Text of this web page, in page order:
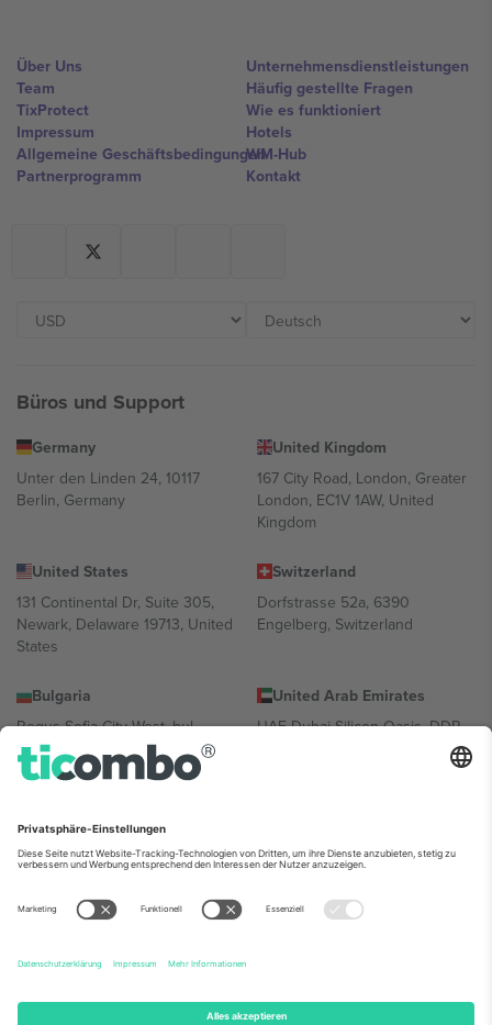
Über Uns
Team
TixProtect
Impressum
Allgemeine Geschäftsbedingungen
Partnerprogramm
Unternehmensdienstleistungen
Häufig gestellte Fragen
Wie es funktioniert
Hotels
WM-Hub
Kontakt
Büros und Support
Germany
Unter den Linden 24, 10117
Berlin, Germany
United Kingdom
167 City Road, London, Greater
London, EC1V 1AW, United
Kingdom
United States
131 Continental Dr, Suite 305,
Newark, Delaware 19713, United
States
Switzerland
Dorfstrasse 52a, 6390
Engelberg, Switzerland
Bulgaria
Regus Sofia City West, bul
Totleben 53-55, 1606 Sofia,
Bulgaria
United Arab Emirates
UAE Dubai Silicon Oasis, DDP
Building A1, Office 302, Dubai,
Mexico
Av Chapultepec 360, Roma
Norte, Cuauhtémoc, 06700
Ciudad de México, CDMX,
Mexico
Die juristische Person des Plattformanbieters kann je nach
Informationen finden Sie auf der jeweiligen Veranstaltungsseite, im